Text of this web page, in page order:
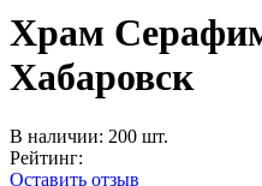
Храм
Хабаровск
В наличии: 200 шт.
Рейтинг:
Оставить отзыв